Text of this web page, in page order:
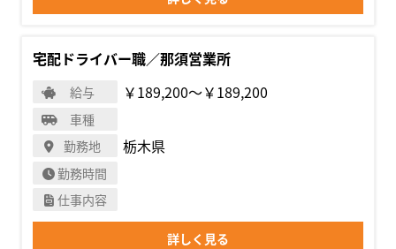
宅配ドライバー職／那須営業所
給与 ￥189,200〜￥189,200
車種
勤務地
栃木県
勤務時間
仕事内容
詳しく見る